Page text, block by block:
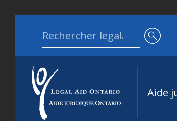
Search for:
Aide